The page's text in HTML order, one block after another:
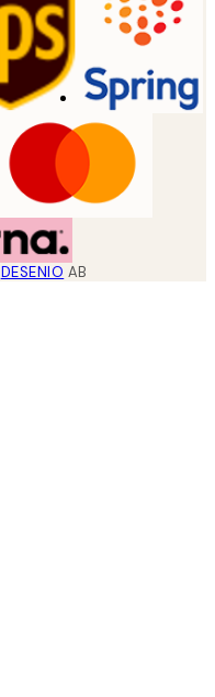
DESENIO AB